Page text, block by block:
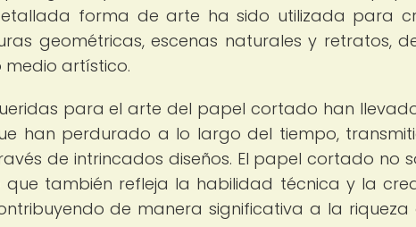
forma de arte ha sido utilizada para
geométricas, escenas naturales y retratos,
artístico.
para el arte del papel cortado han
han perdurado a lo largo del tiempo,
de intrincados diseños. El papel cortado no
que también refleja la habilidad técnica y la
de manera significativa a la riqueza